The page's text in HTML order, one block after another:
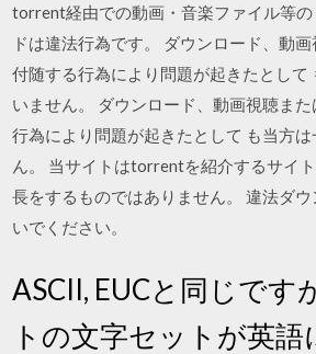
torrent経由での動画・音楽ファイル等の
ドは違法行為です。 ダウンロード、動
付随する行為により問題が起きたとして
いません。 ダウンロード、動画視聴ま
行為により問題が起きたとして も当方
ん。 当サイトはtorrentを紹介するサイ
長をするものではありません。 違法ダ
いでください。
ASCII, EUCと同じです
トの文字セットが英